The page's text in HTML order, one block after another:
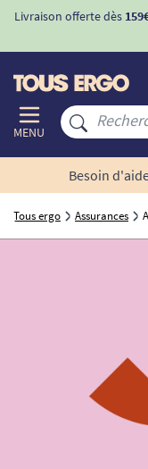
Livraison offerte dès
MENU
Besoin
Tous ergo Assurances